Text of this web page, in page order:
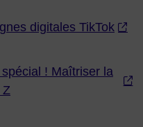
digitales TikTok
! Maîtriser la
Z